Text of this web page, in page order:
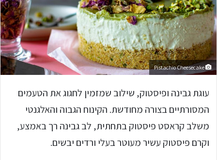
עוגת גבינה ופיסטוק, שילוב שמזמין לחגוג את הטעמים
המסורתיים בצורה מחודשת. הקינוח הגבוה והאלגנטי
משלב קראסט פיסטוק בתחתית, לב גבינה רך באמצע,
וקרם פיסטוק עשיר מעוטר בעלי ורדים יבשים.